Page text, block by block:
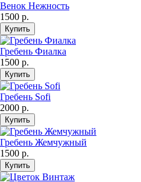
Венок Нежность
1500 р.
Гребень Фиалка
1500 р.
Гребень Sofi
2000 р.
Гребень Жемчужный
1500 р.